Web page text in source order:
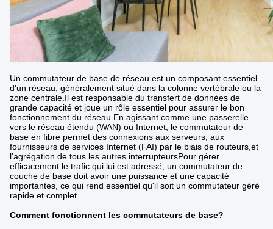
Un commutateur de base de réseau est un composant essentiel
d'un réseau, généralement situé dans la colonne vertébrale ou la
zone centrale.Il est responsable du transfert de données de
grande capacité et joue un rôle essentiel pour assurer le bon
fonctionnement du réseau.En agissant comme une passerelle
vers le réseau étendu (WAN) ou Internet, le commutateur de
base en fibre permet des connexions aux serveurs, aux
fournisseurs de services Internet (FAI) par le biais de routeurs,et
l'agrégation de tous les autres interrupteursPour gérer
efficacement le trafic qui lui est adressé, un commutateur de
couche de base doit avoir une puissance et une capacité
importantes, ce qui rend essentiel qu'il soit un commutateur géré
rapide et complet.
Comment fonctionnent les commutateurs de base?